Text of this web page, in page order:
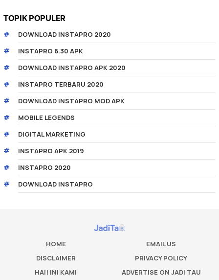
TOPIK POPULER
DOWNLOAD INSTAPRO 2020
INSTAPRO 6.30 APK
DOWNLOAD INSTAPRO APK 2020
INSTAPRO TERBARU 2020
DOWNLOAD INSTAPRO MOD APK
MOBILE LEGENDS
DIGITAL MARKETING
INSTAPRO APK 2019
INSTAPRO 2020
DOWNLOAD INSTAPRO
HOME
EMAIL US
DISCLAIMER
PRIVACY POLICY
HAI! INI KAMI
ADVERTISE ON JADI TAU